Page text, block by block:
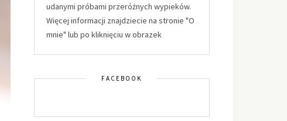
udanymi próbami przeróżnych wypieków.
Więcej informacji znajdziecie na stronie "O
mnie" lub po kliknięciu w obrazek
FACEBOOK